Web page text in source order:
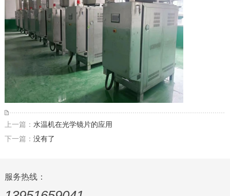
上一篇： 水温机在光学镜片的应用
下一篇： 没有了
服务热线：